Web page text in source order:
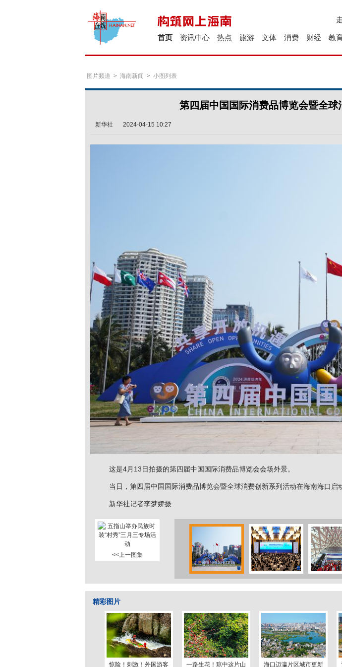
教
财经
消费
文体
旅游
热点
资讯中心
首页
图片频道 > 海南新闻 > 小图列表
第四届中国国际消费品博览会暨全
新华社 2024-04-15 10:27
这是4月13日拍摄的第四届中国国际消费品博览会会场外景。
当日，第四届中国国际消费品博览会暨全球消费创新系列活动在海南海口启
新华社记者李梦娇摄
<<上一图集
精彩图片
惊险！刺激！外国游客 一路生花！琼中这片山 海口迈瀛片区城市更新